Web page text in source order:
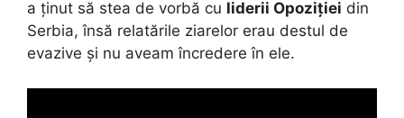
a ținut să stea de vorbă cu liderii Opoziției din
Serbia, însă relatările ziarelor erau destul de
evazive și nu aveam încredere în ele.